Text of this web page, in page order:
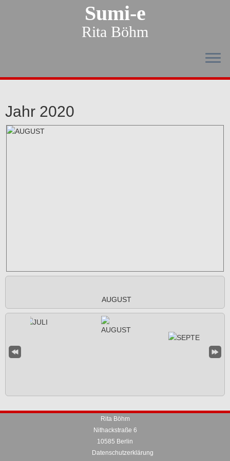
Sumi-e
Rita Böhm
Jahr 2020
AUGUST
Rita Böhm
Nithackstraße 6
10585 Berlin
Datenschutzerklärung